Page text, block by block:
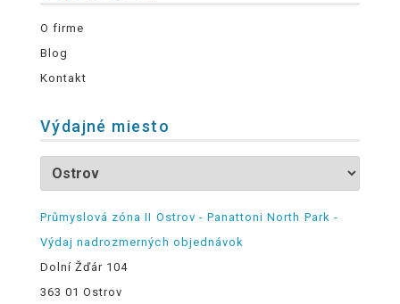
O firme
Blog
Kontakt
Výdajné miesto
Průmyslová zóna II Ostrov - Panattoni North Park -
Výdaj nadrozmerných objednávok
Dolní Žďár 104
363 01 Ostrov